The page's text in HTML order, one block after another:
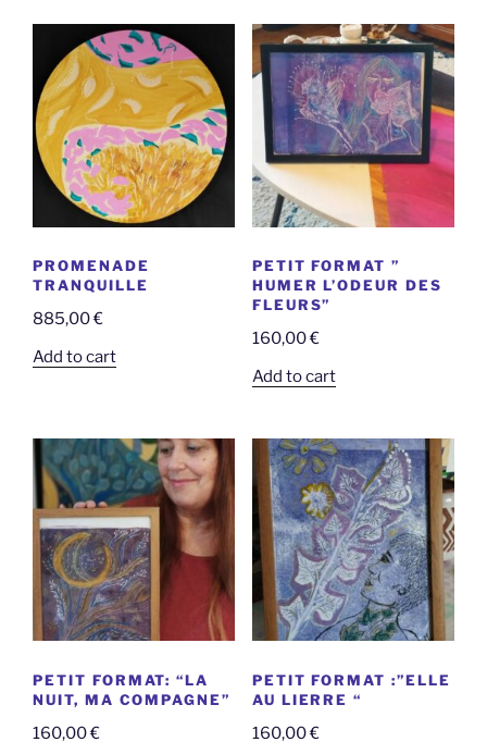
PROMENADE
TRANQUILLE
885,00€
Add to cart
PETIT FORMAT ”
HUMER L’ODEUR DES
FLEURS”
160,00€
Add to cart
PETIT FORMAT: “LA
NUIT, MA COMPAGNE”
160,00€
PETIT FORMAT :”ELLE
AU LIERRE “
160,00€